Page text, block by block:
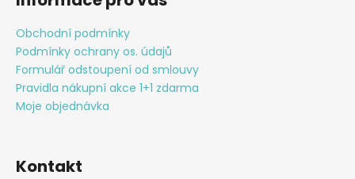
Obchodní podmínky
Podmínky ochrany os. údajů
Formulář odstoupení od smlouvy
Pravidla nákupní akce 1+1 zdarma
Moje objednávka
Kontakt